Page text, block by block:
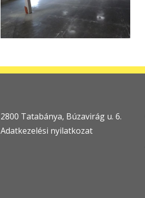
2800 Tatabánya, Búzavirág u. 6.
Adatkezelési nyilatkozat